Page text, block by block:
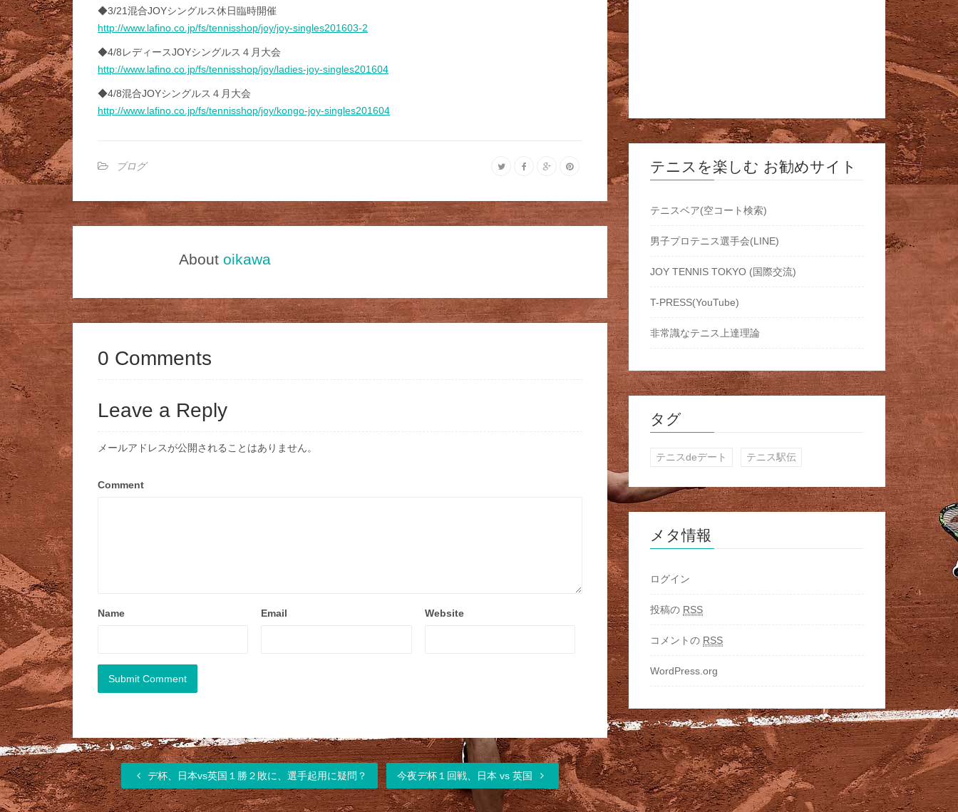
◆3/21混合JOYシングルス休日臨時開催
http://www.lafino.co.jp/fs/tennisshop/joy/joy-singles201603-2
◆4/8レディースJOYシングルス４月大会
http://www.lafino.co.jp/fs/tennisshop/joy/ladies-joy-singles201604
◆4/8混合JOYシングルス４月大会
http://www.lafino.co.jp/fs/tennisshop/joy/kongo-joy-singles201604
ブログ
About oikawa
0 Comments
Leave a Reply
メールアドレスが公開されることはありません。
Comment
Name Email Website
デ杯、日本vs英国１勝２敗に、選手起用に疑問？ 今夜デ杯１回戦、日本 vs 英国
テニスを楽しむ お勧めサイト
テニスベア(空コート検索)
男子プロテニス選手会(LINE)
JOY TENNIS TOKYO (国際交流)
T-PRESS(YouTube)
非常識なテニス上達理論
タグ
テニスdeデート テニス駅伝
メタ情報
ログイン
投稿の RSS
コメントの RSS
WordPress.org